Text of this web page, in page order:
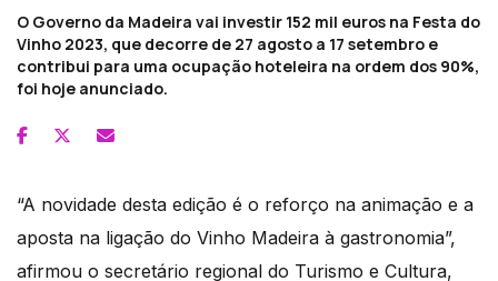
O Governo da Madeira vai investir 152 mil euros na Festa do
Vinho 2023, que decorre de 27 agosto a 17 setembro e
contribui para uma ocupação hoteleira na ordem dos 90%,
foi hoje anunciado.
“A novidade desta edição é o reforço na animação e a
aposta na ligação do Vinho Madeira à gastronomia”,
afirmou o secretário regional do Turismo e Cultura,